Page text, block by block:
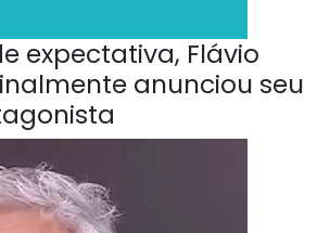
expectativa, Flávio
anunciou seu